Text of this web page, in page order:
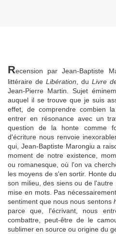
Recension par Jean-Baptiste
littéraire de Libération , du Livre
Jean-Pierre Martin. Sujet
auquel il se trouve que je suis
effet, de comprendre combien
entrer en résonance avec un
question de la honte comme
d'écriture nous renvoie
qui, Jean-Baptiste Marongiu a
moment de notre existence,
ou romanesque, où l'on va
les moyens de s'en sortir. Honte
son milieu, des siens ou de
mise en mots. Pas
sentiment que nous nous sentons
parce que, l'écrivant, nous
combattre, peut-être de le
sublimer en source ou origine du